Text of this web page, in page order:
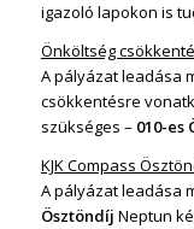
igazoló lapokon is
Önköltség
A pályázat leadása
csökkentésre
szükséges – 010-es
KJK Compass
A pályázat leadása
Ösztöndíj Neptun